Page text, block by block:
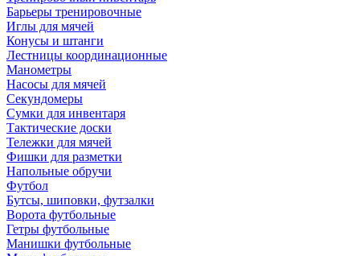
Барьеры тренировочные
Иглы для мячей
Конусы и штанги
Лестницы координационные
Манометры
Насосы для мячей
Секундомеры
Сумки для инвентаря
Тактические доски
Тележки для мячей
Фишки для разметки
Напольные обручи
Футбол
Бутсы, шиповки, футзалки
Ворота футбольные
Гетры футбольные
Манишки футбольные